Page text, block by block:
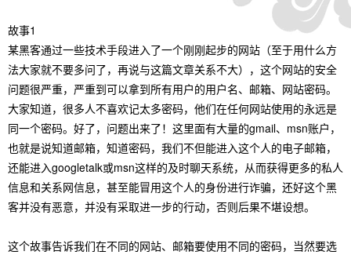
故事1
某黑客通过一些技术手段进入了一个刚刚起步的网站（至于用什么方
法大家就不要多问了，再说与这篇文章关系不大），这个网站的安全
问题很严重，严重到可以拿到所有用户的用户名、邮箱、网站密码。
大家知道，很多人不喜欢记太多密码，他们在任何网站使用的永远是
同一个密码。好了，问题出来了！这里面有大量的gmail、msn账户，
也就是说知道邮箱，知道密码，我们不但能进入这个人的电子邮箱，
还能进入googletalk或msn这样的及时聊天系统，从而获得更多的私人
信息和关系网信息，甚至能冒用这个人的身份进行诈骗，还好这个黑
客并没有恶意，并没有采取进一步的行动，否则后果不堪设想。
这个故事告诉我们在不同的网站、邮箱要使用不同的密码，当然要选